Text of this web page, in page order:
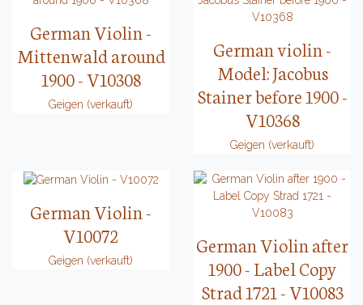
German Violin -
Mittenwald around
1900 - V10308
Geigen (verkauft)
German violin -
Model: Jacobus
Stainer before 1900 -
V10368
Geigen (verkauft)
German Violin -
V10072
Geigen (verkauft)
German Violin after
1900 - Label Copy
Strad 1721 - V10083